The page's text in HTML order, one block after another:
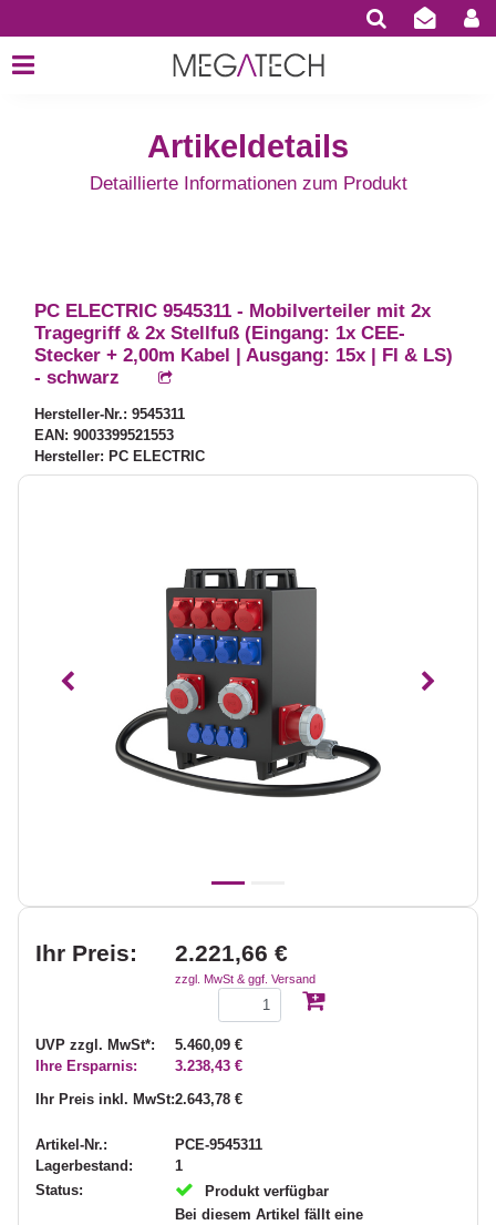
Artikeldetails
Detaillierte Informationen zum Produkt
PC ELECTRIC 9545311 - Mobilverteiler mit 2x
Tragegriff & 2x Stellfuß (Eingang: 1x CEE-
Stecker + 2,00m Kabel | Ausgang: 15x | FI & LS)
- schwarz
Hersteller-Nr.: 9545311
EAN: 9003399521553
Hersteller: PC ELECTRIC
Vorheriges
Ihr Preis: 2.221,66 €
zzgl. MwSt & ggf. Versand
UVP zzgl. MwSt*:
5.460,09 €
Ihre Ersparnis:
3.238,43 €
Ihr Preis inkl. MwSt:2.643,78 €
Artikel-Nr.:
PCE-9545311
Lagerbestand:
1
Status:
Produkt verfügbar
Bei diesem Artikel fällt eine